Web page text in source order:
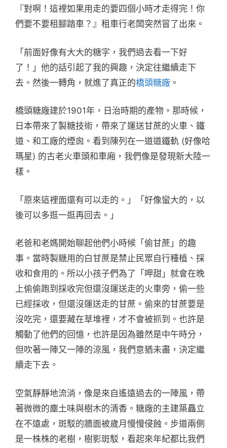
『對啊！這裡如果用走的要四個小時才走得完！你
們要不要租腳踏車？』租車行老闆突然冒了出來。
「前面好像有大大的糖字，我們過去看一下好
了！」他的話引起了我的興趣，決定往繼續走下
去。然後一轉角，就進了真正的橋頭糖廠 。
橋頭糖廠建於1901年，日治時期的產物。那時候，
日本帶來了製糖技術，帶來了運送甘蔗的火車、鐵
道、和工廠的煙囪。看到陳列在一道道鐵軌 (好像哈
瑪星) 的古老火車頭和車廂，我們像是發現新大陸一
樣。
「原來這裡面還有可以走的。」「好像蠻大的，以
後可以多逛一逛再回去。」
老爸和老媽開始聊起他們小時候「偷甘蔗」的趣
事。當時製糖用的白甘蔗是禁止民眾自行種植、採
收和食用的。所以小孩子們為了「呷甜」就會在晚
上偷偷跑到採收完但還沒運送走的火車旁，偷一些
已經採收，但還沒運送走的甘蔗。偷來的甘蔗要是
沒吃完，還要藏在草堆裡，才不會被抓到。也許是
觸動了他們的回憶，也許是因為雖然是中午時分，
但吹著一陣又一陣的涼風，我們意猶未盡，決定繼
續走下去。
空氣靜靜地流淌，像是來自遙遠過去的一陣風，帶
著微微的塵土味與樹木的清香。糖廠的主建築矗立
在不遠處，斑駁的牆面被歲月慢慢侵蝕。步道兩側
是一株株的老樹，樹影斑駁，看起來年紀都比我們